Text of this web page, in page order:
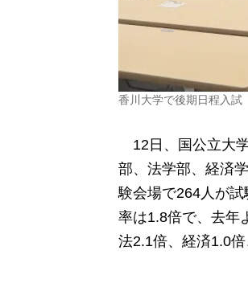
香川大学で後期日程入試
12日、国公立大
部、法学部、経済
験会場で264人が
率は1.8倍で、去年
法2.1倍、経済1.0倍